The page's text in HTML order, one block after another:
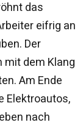
das
eifrig an
Der
mit dem Klang
Am Ende
Elektroautos,
nach